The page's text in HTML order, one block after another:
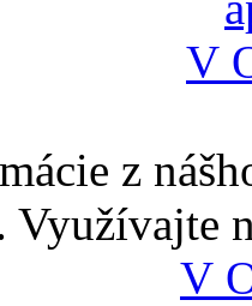
z
Využívajte
V